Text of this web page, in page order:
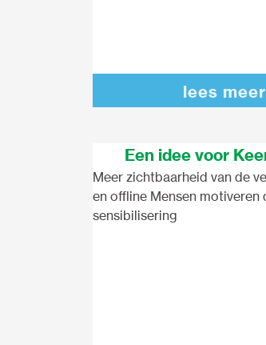
lees meer
Een idee voor
Meer zichtbaarheid van de
en offline Mensen motiveren
sensibilisering